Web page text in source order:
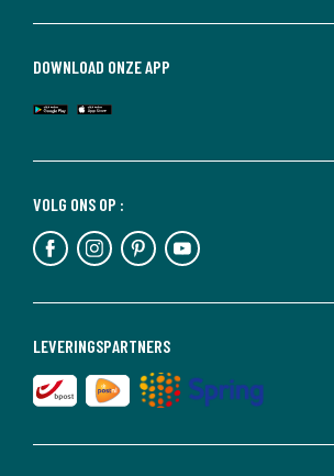
LEVERINGSPARTNERS
VOLG ONS OP :
DOWNLOAD ONZE APP